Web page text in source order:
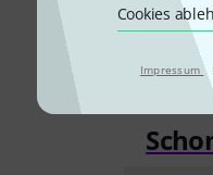
Cookies
Impressum
Alle